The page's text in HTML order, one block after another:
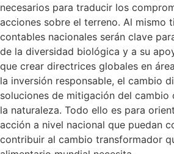
necesarios para traducir los
acciones sobre el terreno. Al mismo
contables nacionales serán clave
de la diversidad biológica y a su
que crear directrices globales en
la inversión responsable, el cambio
soluciones de mitigación del cambio
la naturaleza. Todo ello es para
acción a nivel nacional que puedan
contribuir al cambio transformador